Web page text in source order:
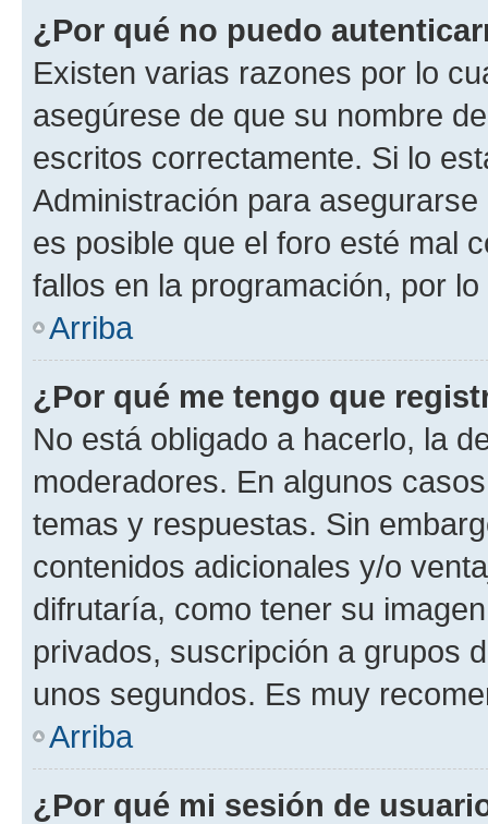
¿Por qué no puedo
Existen varias razones por lo
asegúrese de que su nombre
escritos correctamente. Si lo
Administración para
es posible que el foro esté mal
fallos en la programación, por
Arriba
¿Por qué me tengo que
No está obligado a hacerlo, la
moderadores. En algunos
temas y respuestas. Sin
contenidos adicionales y/o
difrutaría, como tener su
privados, suscripción a grupos
unos segundos. Es muy
Arriba
¿Por qué mi sesión de